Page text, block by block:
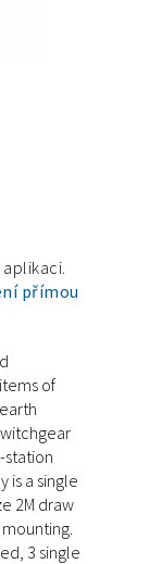
přímou
of
station
is a single
2M draw
3 single